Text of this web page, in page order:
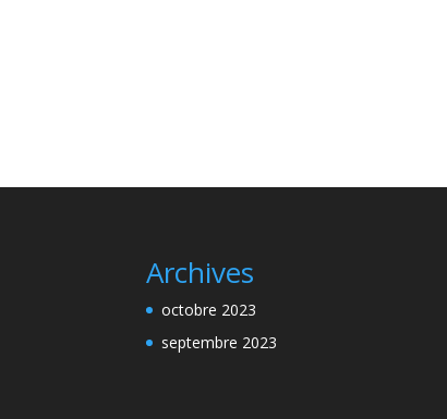
Archives
octobre 2023
septembre 2023